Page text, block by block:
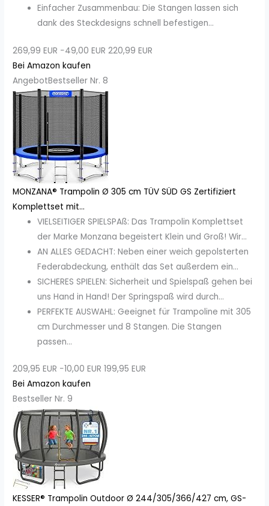
Einfacher Zusammenbau: Die Stangen lassen sich
dank des Steckdesigns schnell befestigen...
269,99 EUR −49,00 EUR 220,99 EUR
Bei Amazon kaufen
AngebotBestseller Nr. 8
MONZANA® Trampolin Ø 305 cm TÜV SÜD GS Zertifiziert
Komplettset mit...
VIELSEITIGER SPIELSPAß: Das Trampolin Komplettset
der Marke Monzana begeistert Klein und Groß! Wir...
AN ALLES GEDACHT: Neben einer weich gepolsterten
Federabdeckung, enthält das Set außerdem ein...
SICHERES SPIELEN: Sicherheit und Spielspaß gehen bei
uns Hand in Hand! Der Springspaß wird durch...
PERFEKTE AUSWAHL: Geeignet für Trampoline mit 305
cm Durchmesser und 8 Stangen. Die Stangen
passen...
209,95 EUR −10,00 EUR 199,95 EUR
Bei Amazon kaufen
Bestseller Nr. 9
KESSER® Trampolin Outdoor Ø 244/305/366/427 cm, GS-